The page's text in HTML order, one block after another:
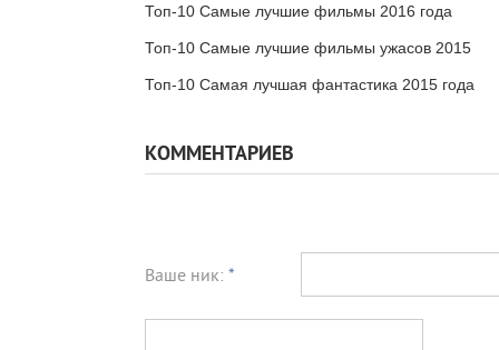
Топ-10 Самые лучшие фильмы 2016 года
Топ-10 Самые лучшие фильмы ужасов 2015
Топ-10 Самая лучшая фантастика 2015 года
КОММЕНТАРИЕВ
Ваше ник: *